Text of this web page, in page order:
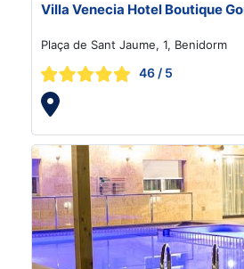
Villa Venecia Hotel Boutique
Plaça de Sant Jaume, 1, Benidorm
46 / 5